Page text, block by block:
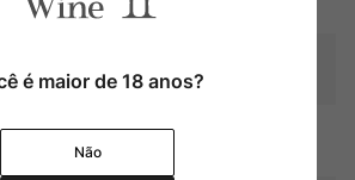
é maior de 18 anos?
Não